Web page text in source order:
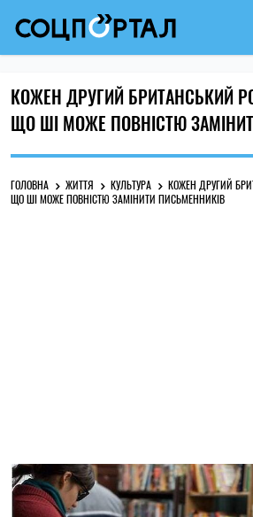
КОЖЕН ДРУГИЙ БРИТАНСЬКИЙ
ЩО ШІ МОЖЕ ПОВНІСТЮ
ГОЛОВНА ЖИТТЯ КУЛЬТУРА
КОЖЕН ДРУГИЙ
ЩО ШІ МОЖЕ ПОВНІСТЮ ЗАМІНИТИ ПИСЬМЕННИКІВ